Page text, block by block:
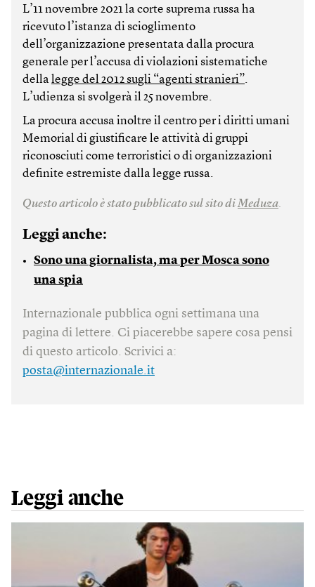
L’11 novembre 2021 la corte suprema russa ha
ricevuto l’istanza di scioglimento
dell’organizzazione presentata dalla procura
generale per l’accusa di violazioni sistematiche
dellalegge del 2012 sugli “agenti stranieri”.
L’udienza si svolgerà il 25 novembre.
La procura accusa inoltre il centro per i diritti umani
Memorial di giustificare le attività di gruppi
riconosciuti come terroristici o di organizzazioni
definite estremiste dalla legge russa.
Questo articolo è stato pubblicato sul sito diMeduza.
Leggi anche:
Sono una giornalista, ma per Mosca sono
una spia
Internazionale pubblica ogni settimana una
pagina di lettere. Ci piacerebbe sapere cosa pensi
di questo articolo. Scrivici a:
posta@internazionale.it
Leggi anche